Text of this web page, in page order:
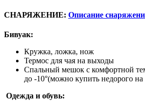
СНАРЯЖЕНИЕ: Описание
Бивуак:
Кружка, ложка, нож
Термос для чая на выходы
Спальный мешок с комфортной
до -10°(можно купить недорого на
Одежда и обувь: